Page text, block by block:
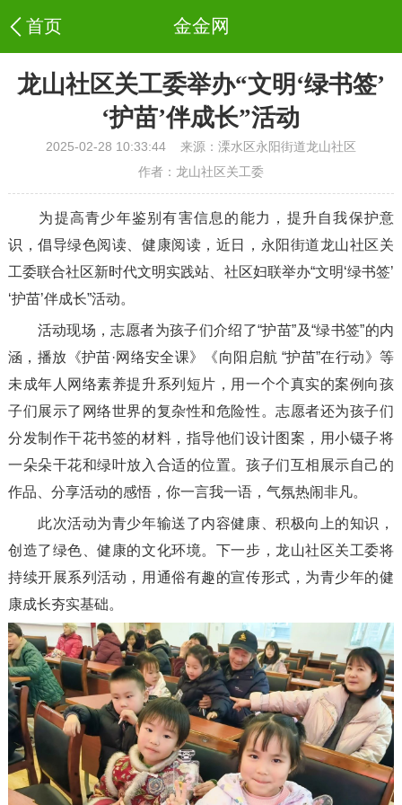
金金网
龙山社区关工委举办“文明‘绿书签’
‘护苗’伴成长”活动
2025-02-28 10:33:44
来源：溧水区永阳街道龙山社区
作者：龙山社区关工委
为提高青少年鉴别有害信息的能力，提升自我保护意
识，倡导绿色阅读、健康阅读，近日，永阳街道龙山社区关
工委联合社区新时代文明实践站、社区妇联举办“文明‘绿书签’
‘护苗’伴成长”活动。
活动现场，志愿者为孩子们介绍了“护苗”及“绿书签”的内
涵，播放《护苗·网络安全课》《向阳启航 “护苗”在行动》等
未成年人网络素养提升系列短片，用一个个真实的案例向孩
子们展示了网络世界的复杂性和危险性。志愿者还为孩子们
分发制作干花书签的材料，指导他们设计图案，用小镊子将
一朵朵干花和绿叶放入合适的位置。孩子们互相展示自己的
作品、分享活动的感悟，你一言我一语，气氛热闹非凡。
此次活动为青少年输送了内容健康、积极向上的知识，
创造了绿色、健康的文化环境。下一步，龙山社区关工委将
持续开展系列活动，用通俗有趣的宣传形式，为青少年的健
康成长夯实基础。